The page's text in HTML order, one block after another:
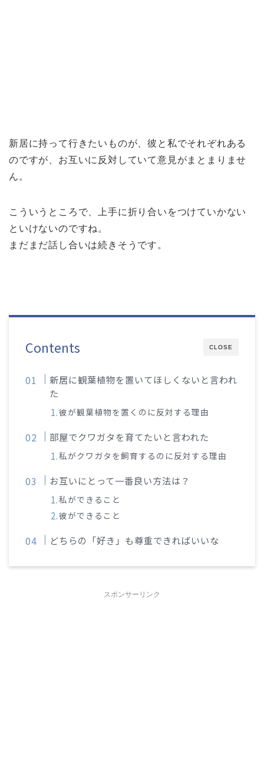
新居に持って行きたいものが、彼と私でそれぞれある
のですが、お互いに反対していて意見がまとまりませ
ん。
こういうところで、上手に折り合いをつけていかない
といけないのですね。
まだまだ話し合いは続きそうです。
CLOSE
Contents
新居に観葉植物を置いてほしくないと言われ
た
彼が観葉植物を置くのに反対する理由
部屋でクワガタを育てたいと言われた
私がクワガタを飼育するのに反対する理由
お互いにとって一番良い方法は？
私ができること
彼ができること
どちらの「好き」も尊重できればいいな
スポンサーリンク